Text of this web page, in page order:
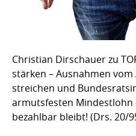
Christian Dirschauer zu
stärken – Ausnahmen
streichen und
armutsfesten Mindestlohn
bezahlbar bleibt! (Drs. 20/